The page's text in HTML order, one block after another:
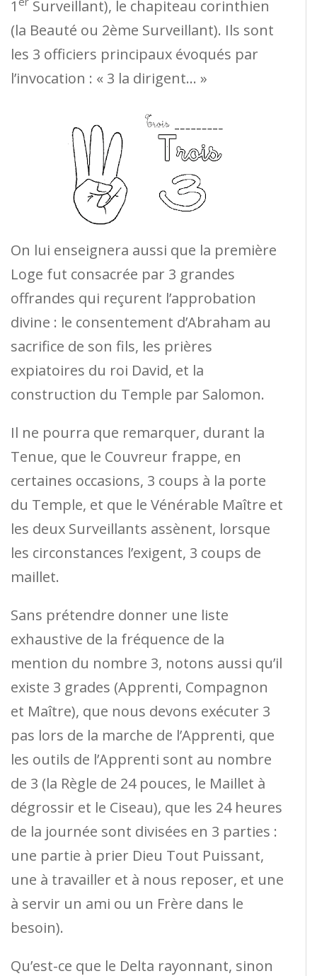
1
Surveillant), le chapiteau corinthien
(la Beauté ou 2ème Surveillant). Ils sont
les 3 officiers principaux évoqués par
l’invocation : « 3 la dirigent… »
On lui enseignera aussi que la première
Loge fut consacrée par 3 grandes
offrandes qui reçurent l’approbation
divine : le consentement d’Abraham au
sacrifice de son fils, les prières
expiatoires du roi David, et la
construction du Temple par Salomon.
Il ne pourra que remarquer, durant la
Tenue, que le Couvreur frappe, en
certaines occasions, 3 coups à la porte
du Temple, et que le Vénérable Maître et
les deux Surveillants assènent, lorsque
les circonstances l’exigent, 3 coups de
maillet.
Sans prétendre donner une liste
exhaustive de la fréquence de la
mention du nombre 3, notons aussi qu’il
existe 3 grades (Apprenti, Compagnon
et Maître), que nous devons exécuter 3
pas lors de la marche de l’Apprenti, que
les outils de l’Apprenti sont au nombre
de 3 (la Règle de 24 pouces, le Maillet à
dégrossir et le Ciseau), que les 24 heures
de la journée sont divisées en 3 parties :
une partie à prier Dieu Tout Puissant,
une à travailler et à nous reposer, et une
à servir un ami ou un Frère dans le
besoin).
Qu’est-ce que le Delta rayonnant, sinon